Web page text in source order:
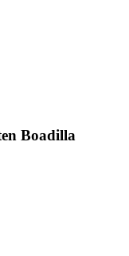
Boadilla